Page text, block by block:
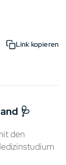
Link kopieren
🩺
den